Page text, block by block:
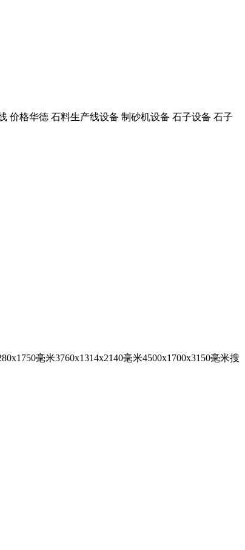
价格华德 石料生产线设备 制砂机设备 石子设备 石子
毫米3760x1314x2140毫米4500x1700x3150毫米搜